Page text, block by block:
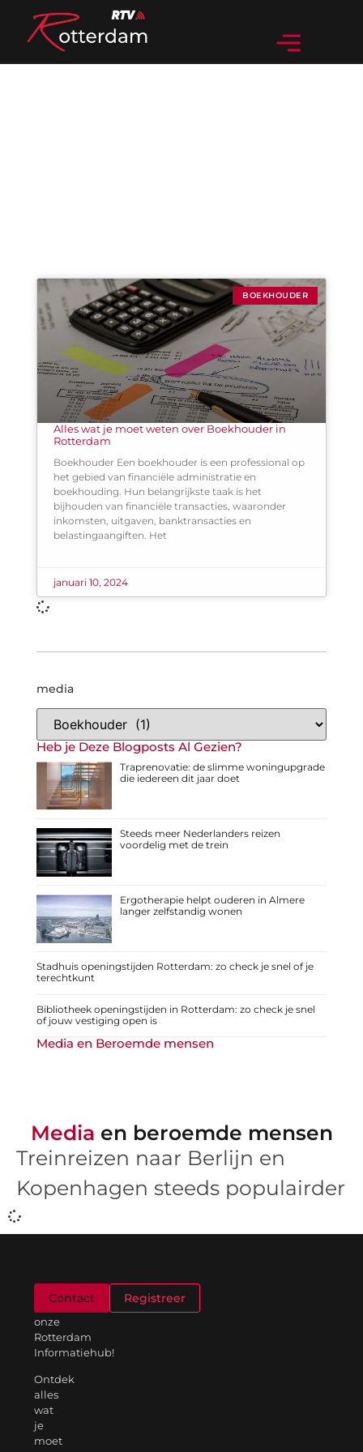
media
Heb je Deze Blogposts Al Gezien?
Traprenovatie: de slimme woningupgrade
die iedereen dit jaar doet
Steeds meer Nederlanders reizen
voordelig met de trein
Ergotherapie helpt ouderen in Almere
langer zelfstandig wonen
Stadhuis openingstijden Rotterdam: zo check je snel of je
terechtkunt
Bibliotheek openingstijden in Rotterdam: zo check je snel
of jouw vestiging open is
Media en Beroemde mensen
BOEKHOUDER
Alles wat je moet weten over Boekhouder in
Rotterdam
Boekhouder Een boekhouder is een professional op
het gebied van financiële administratie en
boekhouding. Hun belangrijkste taak is het
bijhouden van financiële transacties, waaronder
inkomsten, uitgaven, banktransacties en
belastingaangiften. Het
januari 10, 2024
Media en beroemde mensen
Treinreizen naar Berlijn en
Kopenhagen steeds populairder
onze
Rotterdam
Informatiehub!
Ontdek
alles
wat
je
moet
Contact Registreer